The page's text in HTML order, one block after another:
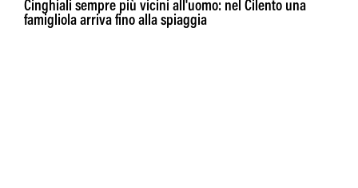
Cinghiali sempre più vicini all'uomo: nel Cilento una
famigliola arriva fino alla spiaggia